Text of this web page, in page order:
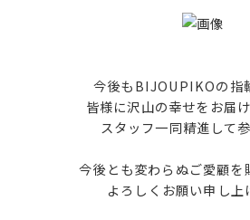
今後もBIJOUPIKOの指
皆様に沢山の幸せをお届
スタッフ一同精進して参
今後とも変わらぬご愛顧を
よろしくお願い申し上